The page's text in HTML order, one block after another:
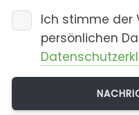
Ich stimme der
persönlichen